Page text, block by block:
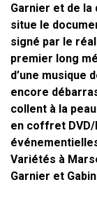
Garnier et de la
situe le
signé par le
premier long
d’une musique
encore
collent à la
en coffret DVD/
Variétés à
Garnier et